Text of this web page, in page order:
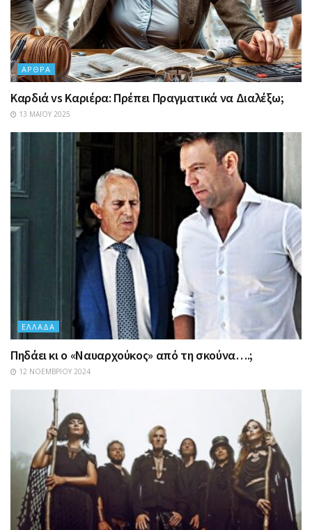
ΆΡΘΡΑ
Καρδιά vs Καριέρα: Πρέπει Πραγματικά να Διαλέξω;
13 ΜΑΪ́ΟΥ 2025
ΕΛΛΆΔΑ
Πηδάει κι ο «Ναυαρχούκος» από τη σκούνα….;
12 ΝΟΕΜΒΡΊΟΥ 2024